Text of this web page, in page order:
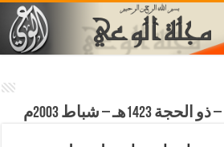
– شباط 2003م